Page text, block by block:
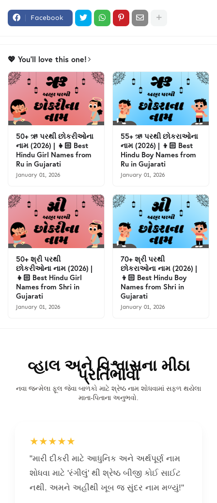
Facebook
💖 You'll love this one!
50+ ઋ પરથી છોકરીઓના
નામ (2026) | 👧🏻 Best
Hindu Girl Names from
Ru in Gujarati
January 01, 2026
55+ ઋ પરથી છોકરાઓના
નામ (2026) | 👦🏻 Best
Hindu Boy Names from
Ru in Gujarati
January 01, 2026
50+ શ્રી પરથી
છોકરીઓના નામ (2026) |
👧🏻 Best Hindu Girl
Names from Shri in
Gujarati
January 01, 2026
70+ શ્રી પરથી
છોકરાઓના નામ (2026) |
👦🏻 Best Hindu Boy
Names from Shri in
Gujarati
January 01, 2026
વ્હાલ અને વિશ્વાસના મીઠા
પ્રતિભાવો
નવા જન્મેલા ફૂલ જેવા બાળકો માટે શ્રેષ્ઠ નામ શોધવામાં સફળ થયેલા
માતા-પિતાના અનુભવો.
★★★★★
"મારી દીકરી માટે આધુનિક અને અર્થપૂર્ણ નામ
શોધવા માટે 'રંગીલું' થી શ્રેષ્ઠ બીજી કોઈ સાઈટ
નથી. અમને અહીંથી ખૂબ જ સુંદર નામ મળ્યું!"